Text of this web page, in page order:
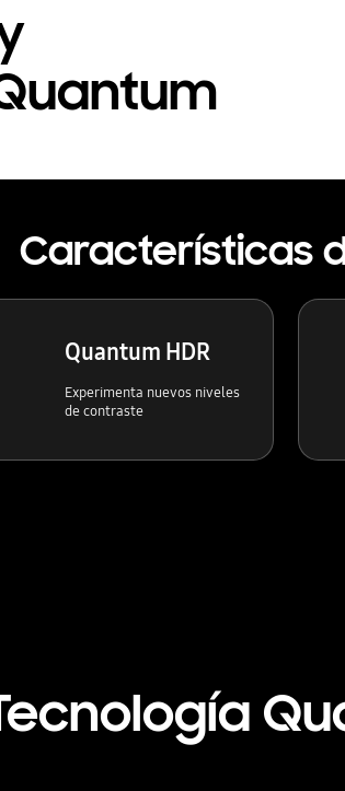
Características
Quantum HDR
Experimenta nuevos niveles
de contraste